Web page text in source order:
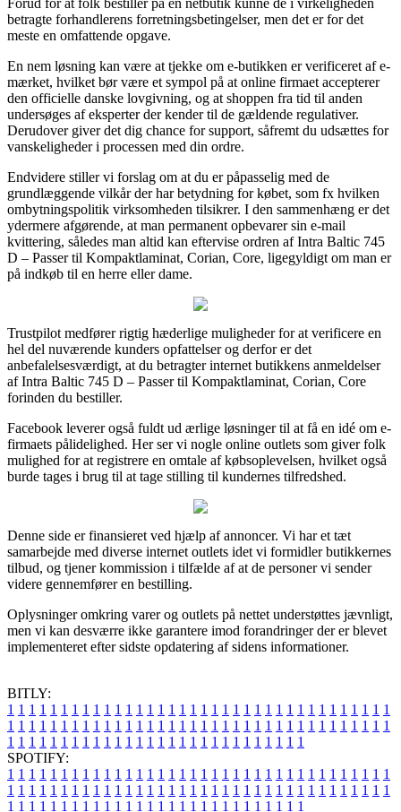
betragte forhandlerens forretningsbetingelser, men det er for det
meste en omfattende opgave.
En nem løsning kan være at tjekke om e-butikken er verificeret af e-
mærket, hvilket bør være et sympol på at online firmaet accepterer
den officielle danske lovgivning, og at shoppen fra tid til anden
undersøges af eksperter der kender til de gældende regulativer.
Derudover giver det dig chance for support, såfremt du udsættes for
vanskeligheder i processen med din ordre.
Endvidere stiller vi forslag om at du er påpasselig med de
grundlæggende vilkår der har betydning for købet, som fx hvilken
ombytningspolitik virksomheden tilsikrer. I den sammenhæng er det
ydermere afgørende, at man permanent opbevarer sin e-mail
kvittering, således man altid kan eftervise ordren af Intra Baltic 745
D – Passer til Kompaktlaminat, Corian, Core, ligegyldigt om man er
på indkøb til en herre eller dame.
Trustpilot medfører rigtig hæderlige muligheder for at verificere en
hel del nuværende kunders opfattelser og derfor er det
anbefalelsesværdigt, at du betragter internet butikkens anmeldelser
af Intra Baltic 745 D – Passer til Kompaktlaminat, Corian, Core
forinden du bestiller.
Facebook leverer også fuldt ud ærlige løsninger til at få en idé om e-
firmaets pålidelighed. Her ser vi nogle online outlets som giver folk
mulighed for at registrere en omtale af købsoplevelsen, hvilket også
burde tages i brug til at tage stilling til kundernes tilfredshed.
Denne side er finansieret ved hjælp af annoncer. Vi har et tæt
samarbejde med diverse internet outlets idet vi formidler butikkernes
tilbud, og tjener kommission i tilfælde af at de personer vi sender
videre gennemfører en bestilling.
Oplysninger omkring varer og outlets på nettet understøttes jævnligt,
men vi kan desværre ikke garantere imod forandringer der er blevet
implementeret efter sidste opdatering af sidens informationer.
BITLY:
1 1 1 1 1 1 1 1 1 1 1 1 1 1 1 1 1 1 1 1 1 1 1 1 1 1 1 1 1 1 1 1 1 1 1 1
1 1 1 1 1 1 1 1 1 1 1 1 1 1 1 1 1 1 1 1 1 1 1 1 1 1 1 1 1 1 1 1 1 1 1 1
1 1 1 1 1 1 1 1 1 1 1 1 1 1 1 1 1 1 1 1 1 1 1 1 1 1 1 1
SPOTIFY:
1 1 1 1 1 1 1 1 1 1 1 1 1 1 1 1 1 1 1 1 1 1 1 1 1 1 1 1 1 1 1 1 1 1 1 1
1 1 1 1 1 1 1 1 1 1 1 1 1 1 1 1 1 1 1 1 1 1 1 1 1 1 1 1 1 1 1 1 1 1 1 1
1 1 1 1 1 1 1 1 1 1 1 1 1 1 1 1 1 1 1 1 1 1 1 1 1 1 1 1